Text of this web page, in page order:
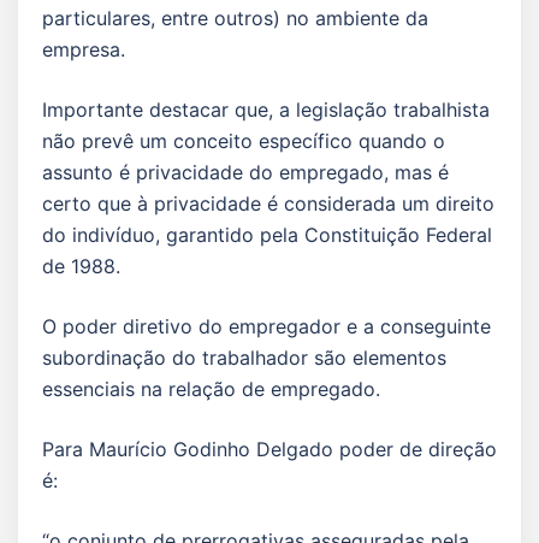
particulares, entre outros) no ambiente da
empresa.
Importante destacar que, a legislação trabalhista
não prevê um conceito específico quando o
assunto é privacidade do empregado, mas é
certo que à privacidade é considerada um direito
do indivíduo, garantido pela Constituição Federal
de 1988.
O poder diretivo do empregador e a conseguinte
subordinação do trabalhador são elementos
essenciais na relação de empregado.
Para Maurício Godinho Delgado poder de direção
é: